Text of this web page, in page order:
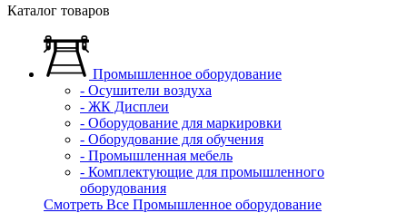
Каталог товаров
Промышленное оборудование
- Осушители воздуха
- ЖК Дисплеи
- Оборудование для маркировки
- Оборудование для обучения
- Промышленная мебель
- Комплектующие для промышленного
оборудования
Смотреть Все Промышленное оборудование